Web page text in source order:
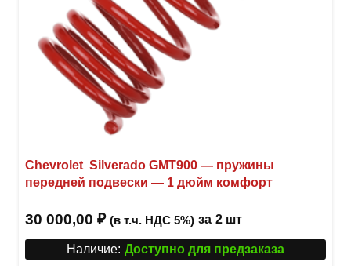
Chevrolet Silverado GMT900 — пружины
передней подвески — 1 дюйм комфорт
30 000,00 ₽ (в т.ч. НДС 5%) за 2 шт
Наличие: Доступно для предзаказа